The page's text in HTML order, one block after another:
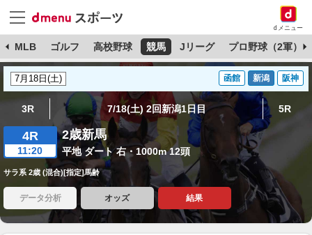
dメニュー
MLB ゴルフ 高校野球 競馬 Jリーグ プロ野球（2軍）
函館 新潟 阪神
3R 7/18(土) 2回新潟1日目 5R
4R
11:20
2歳新馬
平地 ダート 右・1000m 12頭
サラ系 2歳 (混合)[指定]馬齢
データ分析 オッズ 結果